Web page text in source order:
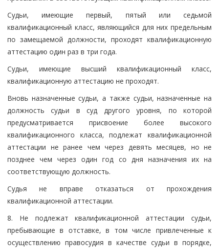
Судьи, имеющие первый, пятый или седьмой
квалификационный класс, являющийся для них предельным
по замещаемой должности, проходят квалификационную
аттестацию один раз в три года.
Судьи, имеющие высший квалификационный класс,
квалификационную аттестацию не проходят.
Вновь назначенные судьи, а также судьи, назначенные на
должность судьи в суд другого уровня, по которой
предусматривается присвоение более высокого
квалификационного класса, подлежат квалификационной
аттестации не ранее чем через девять месяцев, но не
позднее чем через один год со дня назначения их на
соответствующую должность.
Судья не вправе отказаться от прохождения
квалификационной аттестации.
8. Не подлежат квалификационной аттестации судьи,
пребывающие в отставке, в том числе привлеченные к
осуществлению правосудия в качестве судьи в порядке,